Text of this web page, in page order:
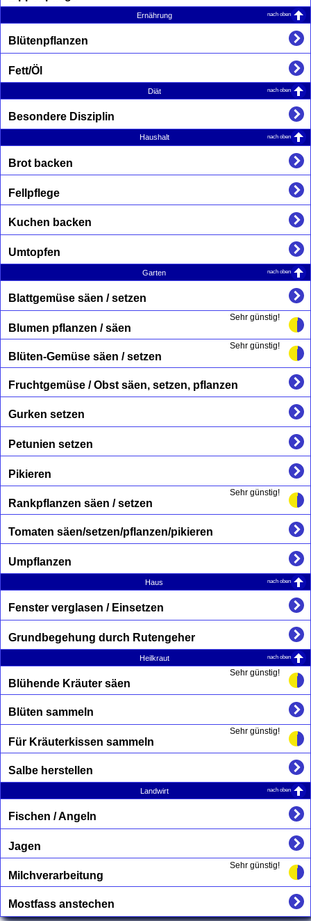
Ernährung nach oben
Blütenpflanzen
Fett/Öl
Diät nach oben
Besondere Disziplin
Haushalt nach oben
Brot backen
Fellpflege
Kuchen backen
Umtopfen
Garten nach oben
Blattgemüse säen / setzen
Sehr günstig!
Blumen pflanzen / säen
Sehr günstig!
Blüten-Gemüse säen / setzen
Fruchtgemüse / Obst säen, setzen, pflanzen
Gurken setzen
Petunien setzen
Pikieren
Sehr günstig!
Rankpflanzen säen / setzen
Tomaten säen/setzen/pflanzen/pikieren
Umpflanzen
Haus nach oben
Fenster verglasen / Einsetzen
Grundbegehung durch Rutengeher
Heilkraut nach oben
Sehr günstig!
Blühende Kräuter säen
Blüten sammeln
Sehr günstig!
Für Kräuterkissen sammeln
Salbe herstellen
Landwirt nach oben
Fischen / Angeln
Jagen
Sehr günstig!
Milchverarbeitung
Mostfass anstechen